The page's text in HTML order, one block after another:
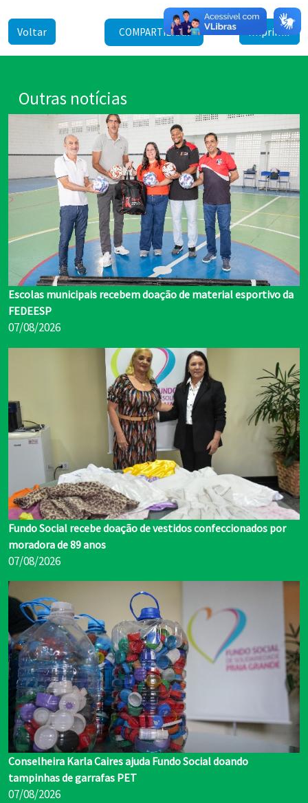
Voltar COMPARTILHAR Imprimir
Outras notícias
Escolas municipais recebem doação de material esportivo da
FEDEESP
07/08/2026
Fundo Social recebe doação de vestidos confeccionados por
moradora de 89 anos
07/08/2026
Conselheira Karla Caires ajuda Fundo Social doando
tampinhas de garrafas PET
07/08/2026